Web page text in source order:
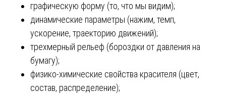
графическую форму (то, что мы видим);
динамические параметры (нажим, темп,
ускорение, траекторию движений);
трехмерный рельеф (бороздки от давления на
бумагу);
физико-химические свойства красителя (цвет,
состав, распределение);